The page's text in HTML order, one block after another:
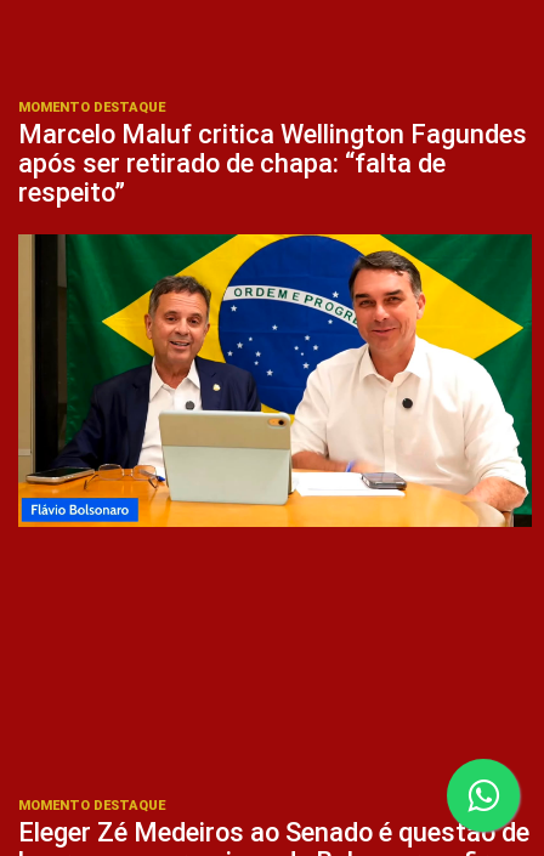
MOMENTO DESTAQUE
Marcelo Maluf critica Wellington Fagundes
após ser retirado de chapa: “falta de
respeito”
MOMENTO DESTAQUE
Eleger Zé Medeiros ao Senado é questão de